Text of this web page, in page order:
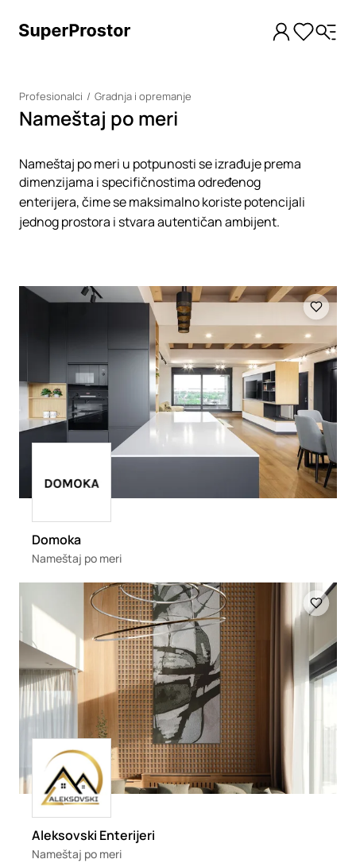
Profesionalci Gradnja i opremanje
Nameštaj po meri
Nameštaj po meri u potpunosti se izrađuje prema
dimenzijama i specifičnostima određenog
enterijera, čime se maksimalno koriste potencijali
jednog prostora i stvara autentičan ambijent.
Loading
Domoka
Nameštaj po meri
Loading
Aleksovski Enterijeri
Nameštaj po meri